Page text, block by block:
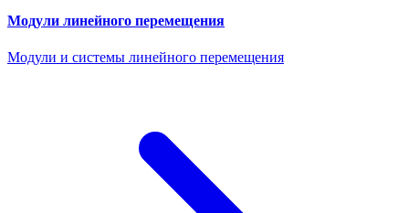
Модули линейного перемещения
Модули и системы линейного перемещения